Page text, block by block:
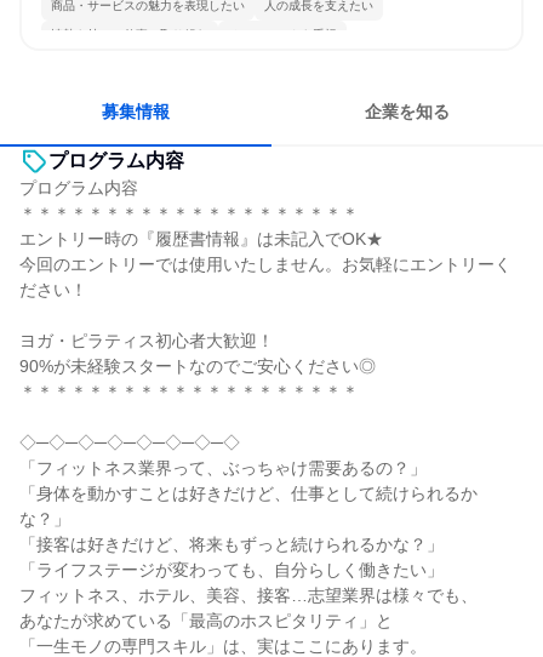
商品・サービスの魅力を表現したい 人の成長を支えたい
情熱を持って仕事に取り組む チームワークを重視
募集情報 企業を知る
プログラム内容
プログラム内容
＊＊＊＊＊＊＊＊＊＊＊＊＊＊＊＊＊＊＊＊
エントリー時の『履歴書情報』は未記入でOK★
今回のエントリーでは使用いたしません。お気軽にエントリーく
ださい！
ヨガ・ピラティス初心者大歓迎！
90%が未経験スタートなのでご安心ください◎
＊＊＊＊＊＊＊＊＊＊＊＊＊＊＊＊＊＊＊＊
◇─◇─◇─◇─◇─◇─◇─◇
「フィットネス業界って、ぶっちゃけ需要あるの？」
「身体を動かすことは好きだけど、仕事として続けられるか
な？」
「接客は好きだけど、将来もずっと続けられるかな？」
「ライフステージが変わっても、自分らしく働きたい」
フィットネス、ホテル、美容、接客…志望業界は様々でも、
あなたが求めている「最高のホスピタリティ」と
「一生モノの専門スキル」は、実はここにあります。